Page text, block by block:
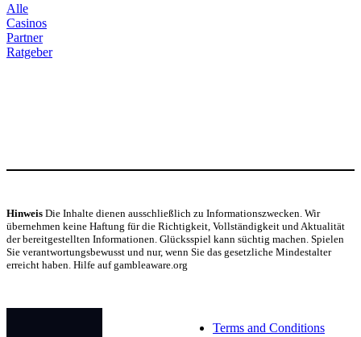
Alle
Casinos
Partner
Ratgeber
Hinweis Die Inhalte dienen ausschließlich zu Informationszwecken. Wir
übernehmen keine Haftung für die Richtigkeit, Vollständigkeit und Aktualität
der bereitgestellten Informationen. Glücksspiel kann süchtig machen. Spielen
Sie verantwortungsbewusst und nur, wenn Sie das gesetzliche Mindestalter
erreicht haben. Hilfe auf gambleaware.org
Terms and Conditions